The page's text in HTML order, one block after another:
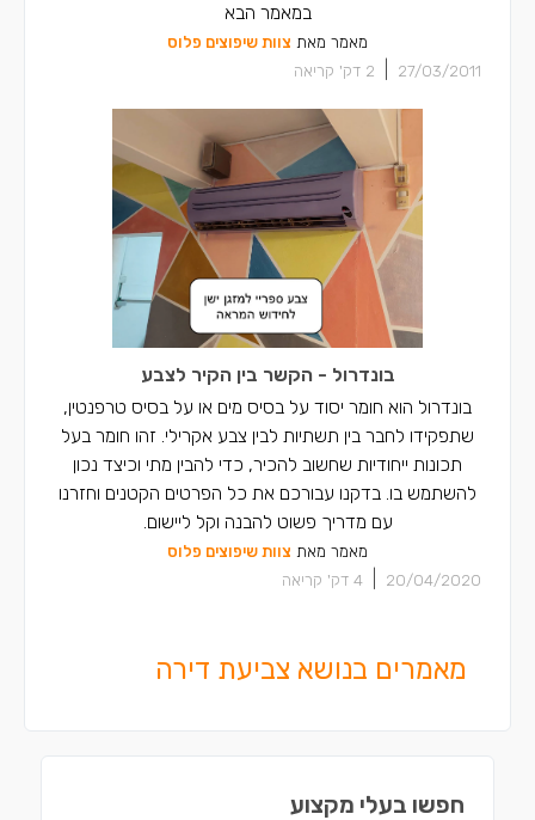
במאמר הבא
מאמר מאת צוות שיפוצים פלוס
27/03/2011
2 דק' קריאה
בונדרול - הקשר בין הקיר לצבע
בונדרול הוא חומר יסוד על בסיס מים או על בסיס טרפנטין,
שתפקידו לחבר בין תשתיות לבין צבע אקרילי. זהו חומר בעל
תכונות ייחודיות שחשוב להכיר, כדי להבין מתי וכיצד נכון
להשתמש בו. בדקנו עבורכם את כל הפרטים הקטנים וחזרנו
עם מדריך פשוט להבנה וקל ליישום.
מאמר מאת צוות שיפוצים פלוס
20/04/2020
4 דק' קריאה
מאמרים בנושא צביעת דירה
חפשו בעלי מקצוע